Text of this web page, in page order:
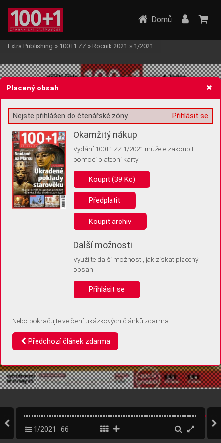
Žádost o souhlas s ukládáním volitelných informací
Pro základní fungování webu nepotřebujeme ukládat žádné informace
(tzv. cookies apod.). Rádi bychom vás ale požádali o souhlas s
uložením volitelných informací:
Anonymní unikátní ID
Díky němu příště poznáme, že se jedná o stejné zařízení, a
Identifikátor je zcela anonymní.
Vaše souhlasy a odmítnutí si ukládáme do vašeho zařízení, abychom se
vás už příště znovu neptali. Můžete je kdykoli později upravit ve Správě
Domů
Extra Publishing » 100+1 ZZ » Ročník 2021 » 1/2021
1/2021 66
Placený obsah
Přihlásit se
Nejste přihlášen do čtenářské zóny
Okamžitý nákup
Vydání 100+1 ZZ 1/2021 můžete zakoupit
pomocí platební karty
Koupit (39 Kč)
Předplatit
Koupit archiv
Další možnosti
Využijte další možnosti, jak získat placený
obsah
Přihlásit se
Nebo pokračujte ve čtení ukázkových článků zdarma
Předchozí článek zdarma